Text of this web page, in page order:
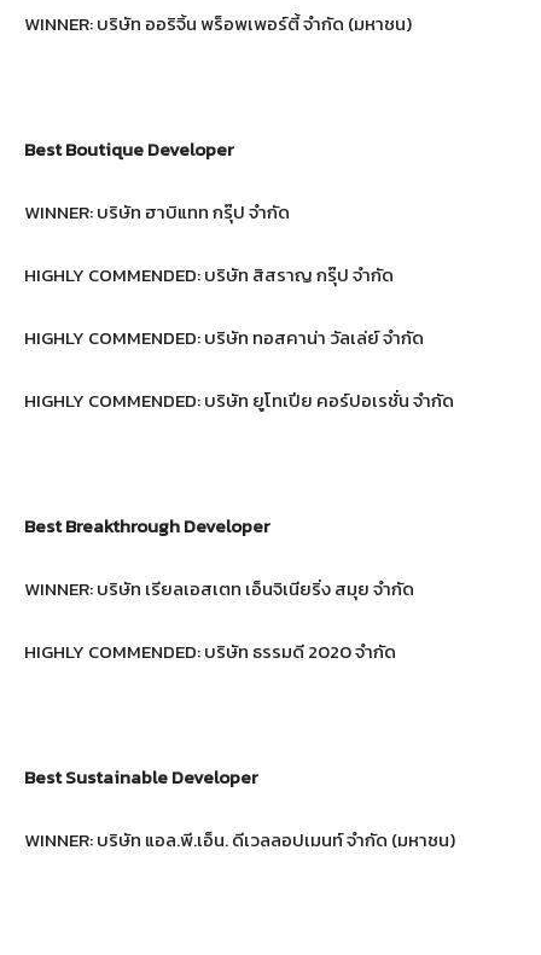
WINNER: บริษัท ออริจิ้น พร็อพเพอร์ตี้ จำกัด (มหาชน)
Best Boutique Developer
WINNER: บริษัท ฮาบิแทท กรุ๊ป จำกัด
HIGHLY COMMENDED: บริษัท สิสราญ กรุ๊ป จำกัด
HIGHLY COMMENDED: บริษัท ทอสคาน่า วัลเล่ย์ จำกัด
HIGHLY COMMENDED: บริษัท ยูโทเปีย คอร์ปอเรชั่น จำกัด
Best Breakthrough Developer
WINNER: บริษัท เรียลเอสเตท เอ็นจิเนียริ่ง สมุย จำกัด
HIGHLY COMMENDED: บริษัท ธรรมดี 2020 จำกัด
Best Sustainable Developer
WINNER: บริษัท แอล.พี.เอ็น. ดีเวลลอปเมนท์ จำกัด (มหาชน)